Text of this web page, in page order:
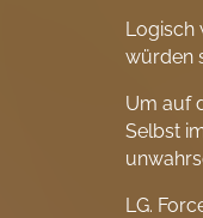
Logisch
würden
Um auf
Selbst
LG.